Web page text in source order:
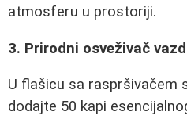
atmosferu u prostoriji.
3. Prirodni osveživač
U flašicu sa raspršivačem
dodajte 50 kapi